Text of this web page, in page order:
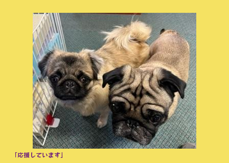
「応援しています」